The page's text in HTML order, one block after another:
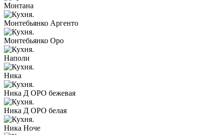
Монтана
Монтебьянко Аргенто
Монтебьянко Оро
Наполи
Ника
Ника Д ОРО бежевая
Ника Д ОРО белая
Ника Ноче